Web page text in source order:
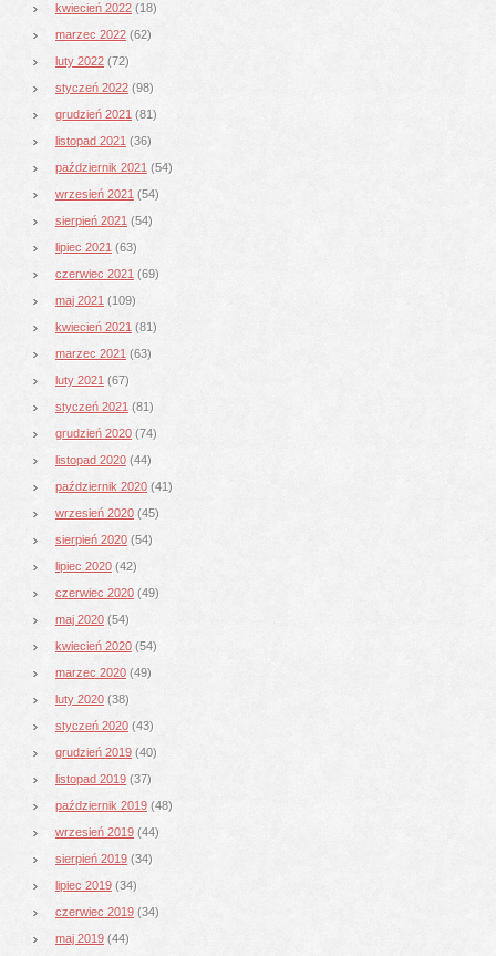
kwiecień 2022 (18)
marzec 2022 (62)
luty 2022 (72)
styczeń 2022 (98)
grudzień 2021 (81)
listopad 2021 (36)
październik 2021 (54)
wrzesień 2021 (54)
sierpień 2021 (54)
lipiec 2021 (63)
czerwiec 2021 (69)
maj 2021 (109)
kwiecień 2021 (81)
marzec 2021 (63)
luty 2021 (67)
styczeń 2021 (81)
grudzień 2020 (74)
listopad 2020 (44)
październik 2020 (41)
wrzesień 2020 (45)
sierpień 2020 (54)
lipiec 2020 (42)
czerwiec 2020 (49)
maj 2020 (54)
kwiecień 2020 (54)
marzec 2020 (49)
luty 2020 (38)
styczeń 2020 (43)
grudzień 2019 (40)
listopad 2019 (37)
październik 2019 (48)
wrzesień 2019 (44)
sierpień 2019 (34)
lipiec 2019 (34)
czerwiec 2019 (34)
maj 2019 (44)